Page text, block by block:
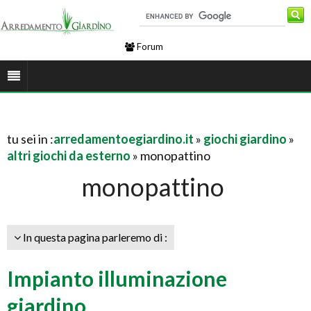
Forum
tu sei in :arredamentoegiardino.it » giochi giardino »
altri giochi da esterno » monopattino
monopattino
In questa pagina parleremo di :
Impianto illuminazione
giardino